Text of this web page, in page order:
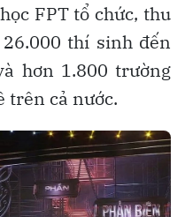
FPT tổ chức, thu
thí sinh đến
hơn 1.800 trường
trên cả nước.